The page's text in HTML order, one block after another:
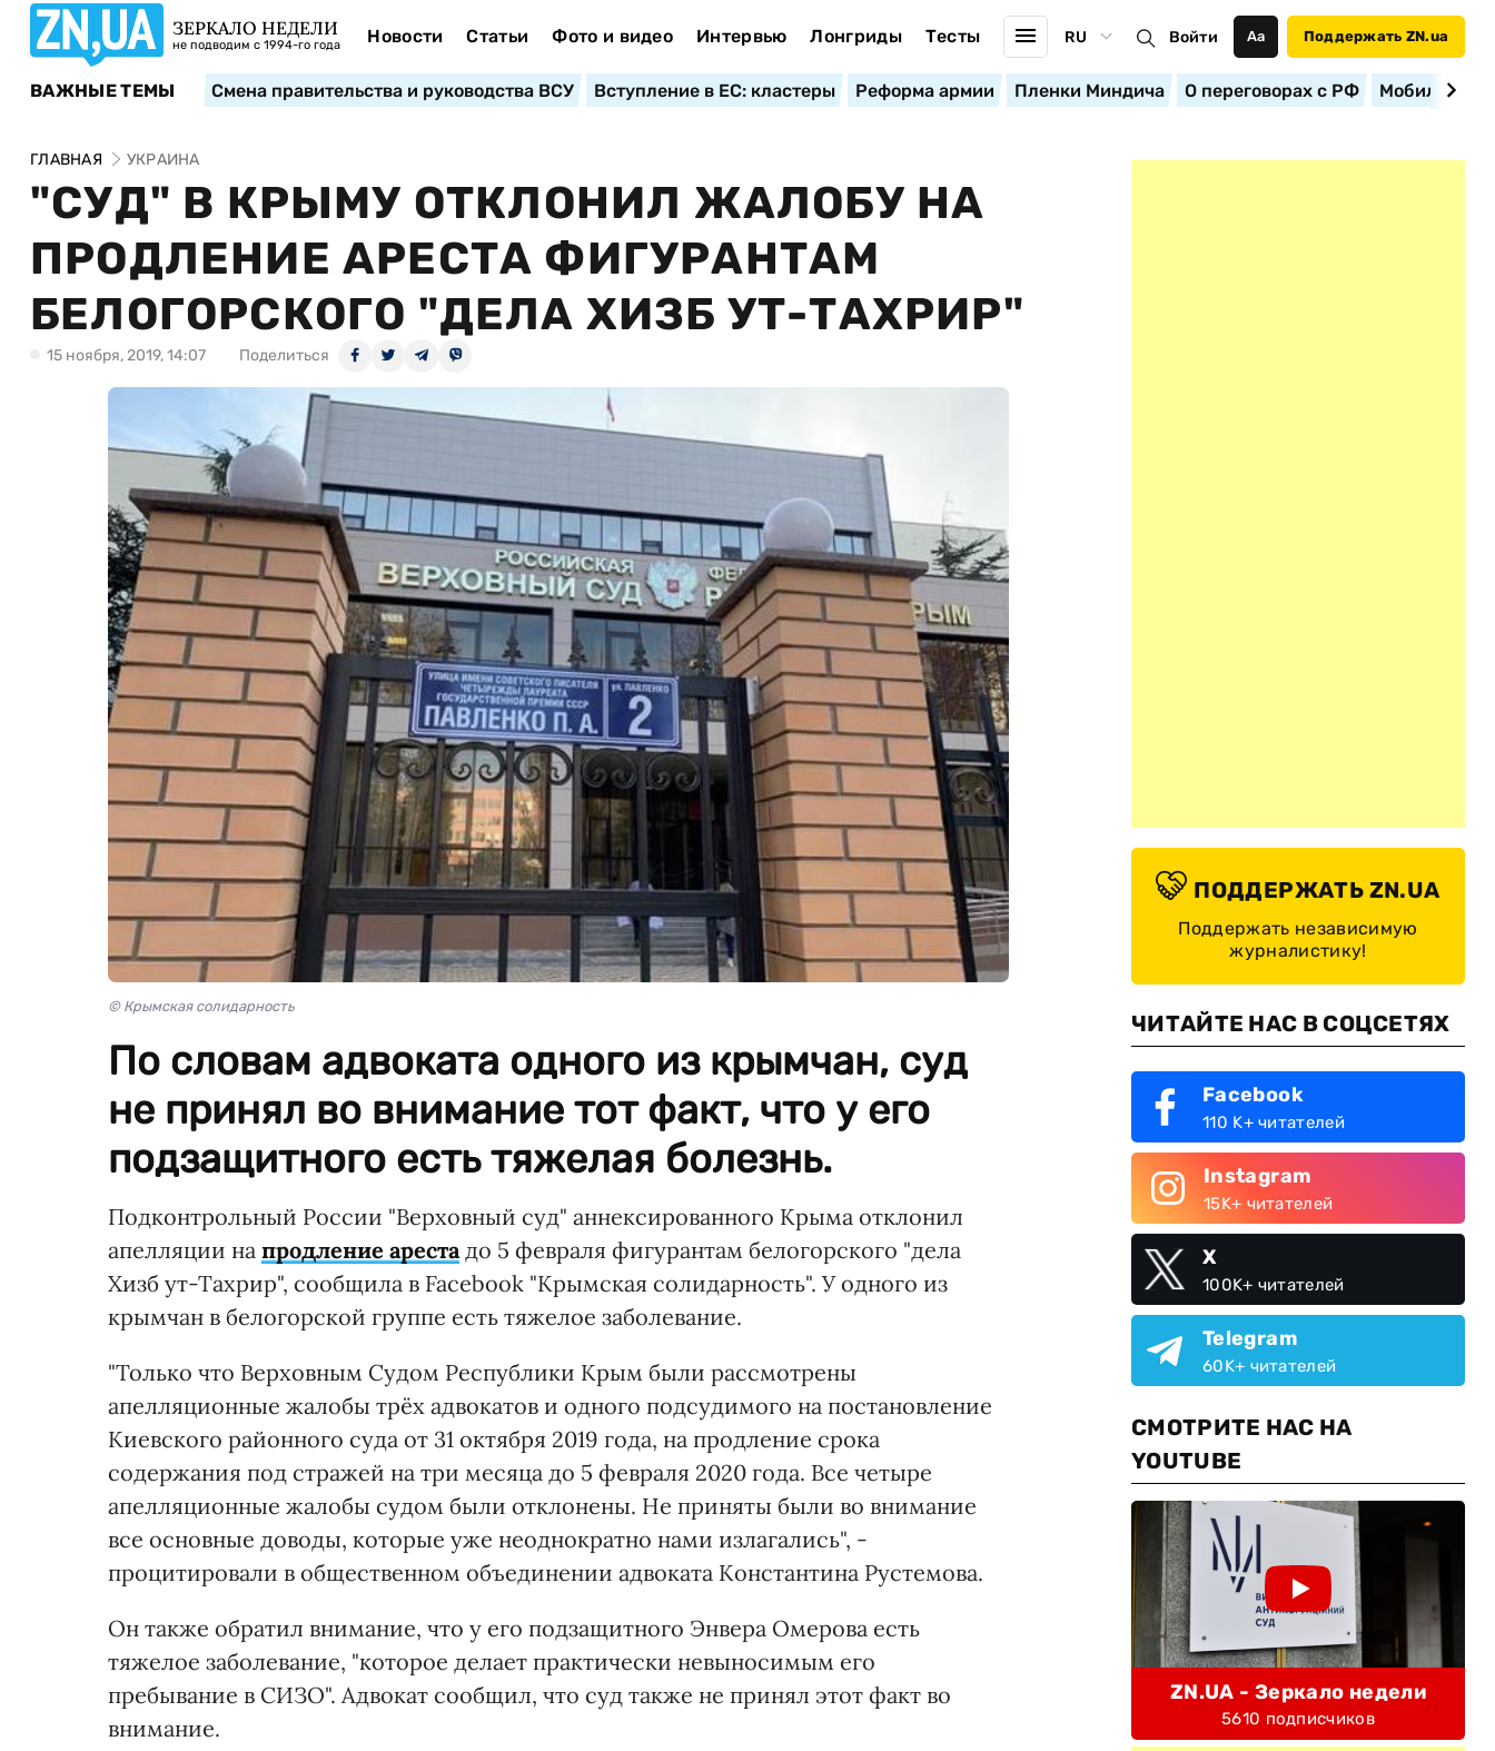
ЗЕРКАЛО НЕДЕЛИ
не подводим с 1994-го года Новости Статьи Фото и видео Интервью Лонгриды Тесты RU Войти Аа Поддержать ZN.ua
ВАЖНЫЕ ТЕМЫ Смена правительства и руководства ВСУ Вступление в ЕС: кластеры Реформа армии Пленки Миндича О переговорах с РФ
ГЛАВНАЯ УКРАИНА
"СУД" В КРЫМУ ОТКЛОНИЛ ЖАЛОБУ НА
ПРОДЛЕНИЕ АРЕСТА ФИГУРАНТАМ
БЕЛОГОРСКОГО "ДЕЛА ХИЗБ УТ-ТАХРИР"
15 ноября, 2019, 14:07 Поделиться
© Крымская солидарность
По словам адвоката одного из крымчан, суд
не принял во внимание тот факт, что у его
подзащитного есть тяжелая болезнь.
Подконтрольный России "Верховный суд" аннексированного Крыма отклонил
апелляции на продление ареста до 5 февраля фигурантам белогорского "дела
Хизб ут-Тахрир", сообщила в Facebook "Крымская солидарность". У одного из
крымчан в белогорской группе есть тяжелое заболевание.
"Только что Верховным Судом Республики Крым были рассмотрены
апелляционные жалобы трёх адвокатов и одного подсудимого на постановление
Киевского районного суда от 31 октября 2019 года, на продление срока
содержания под стражей на три месяца до 5 февраля 2020 года. Все четыре
апелляционные жалобы судом были отклонены. Не приняты были во внимание
все основные доводы, которые уже неоднократно нами излагались", -
процитировали в общественном объединении адвоката Константина Рустемова.
Он также обратил внимание, что у его подзащитного Энвера Омерова есть
тяжелое заболевание, "которое делает практически невыносимым его
пребывание в СИЗО". Адвокат сообщил, что суд также не принял этот факт во
внимание.
ПОДДЕРЖАТЬ ZN.UA
Поддержать независимую
журналистику!
ЧИТАЙТЕ НАС В СОЦСЕТЯХ
Facebook
110 K+ читателей
Instagram
15K+ читателей
X
100K+ читателей
Telegram
60K+ читателей
СМОТРИТЕ НАС НА
YOUTUBE
ZN.UA - Зеркало недели
5610 подписчиков